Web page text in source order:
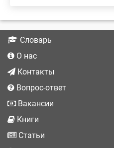
Словарь
О нас
Контакты
Вопрос-ответ
Вакансии
Книги
Статьи